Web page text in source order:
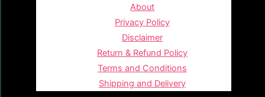
About
Privacy Policy
Disclaimer
Return & Refund Policy
Terms and Conditions
Shipping and Delivery